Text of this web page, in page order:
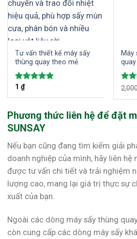
Tư vấn thiết kế máy sấy
thùng quay theo mẻ
Được xếp
1 ₫
Máy
Phương thức liên hệ để đặt
SUNSAY
Nếu bạn cũng đang tìm kiếm giải
doanh nghiệp của mình, hãy liên hệ
được tư vấn chi tiết và trải nghiệm
lượng cao, mang lại giá trị thực sự
xuất của bạn.
Ngoài các dòng máy sấy thùng
còn cung cấp các dòng máy sấy